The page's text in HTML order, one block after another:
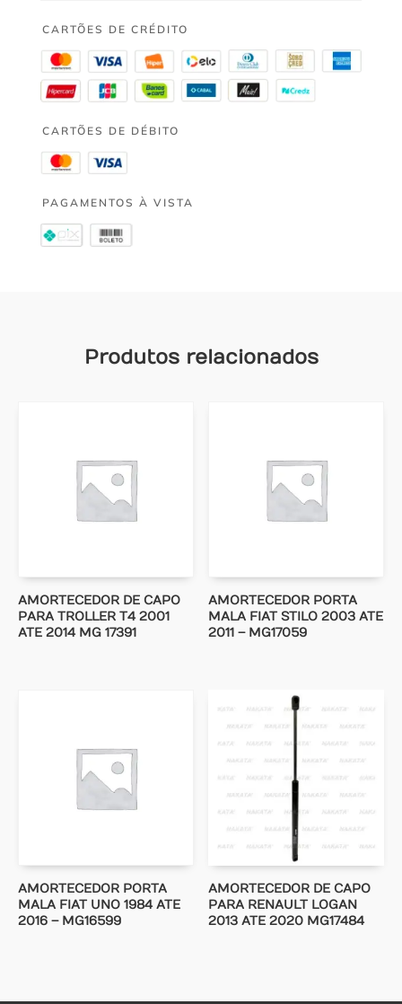
CARTÕES DE CRÉDITO
CARTÕES DE DÉBITO
PAGAMENTOS À VISTA
Produtos relacionados
AMORTECEDOR DE CAPO
PARA TROLLER T4 2001
ATE 2014 MG 17391
AMORTECEDOR PORTA
MALA FIAT STILO 2003 ATE
2011 – MG17059
AMORTECEDOR PORTA
MALA FIAT UNO 1984 ATE
2016 – MG16599
AMORTECEDOR DE CAPO
PARA RENAULT LOGAN
2013 ATE 2020 MG17484